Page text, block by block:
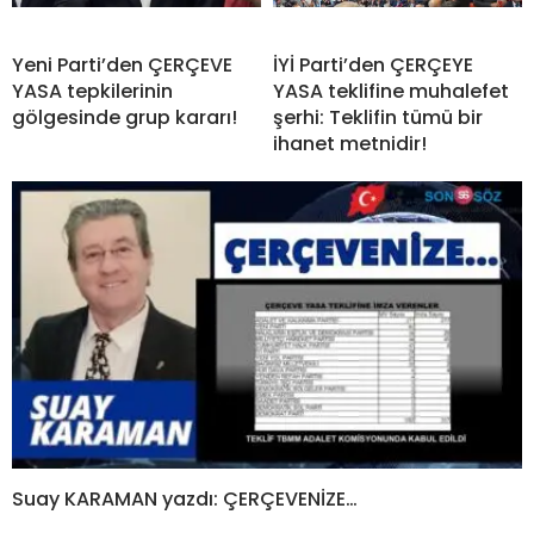
Yeni Parti’den ÇERÇEVE
YASA tepkilerinin
gölgesinde grup kararı!
İYİ Parti’den ÇERÇEYE
YASA teklifine muhalefet
şerhi: Teklifin tümü bir
ihanet metnidir!
Suay KARAMAN yazdı: ÇERÇEVENİZE…